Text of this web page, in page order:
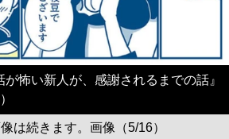
が怖い新人が、感謝されるまでの話』
は続きます。画像（5/16）